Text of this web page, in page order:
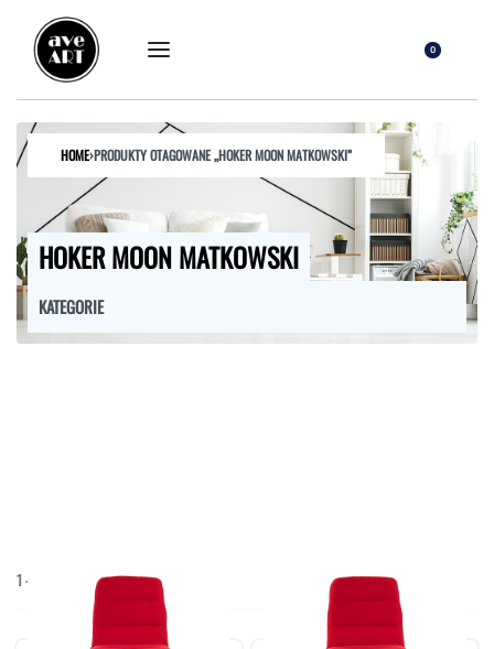
0
HOME›PRODUKTY OTAGOWANE „HOKER MOON MATKOWSKI”
HOKER MOON MATKOWSKI
KATEGORIE
STOLIKI
1 - Domyślne sortowanie